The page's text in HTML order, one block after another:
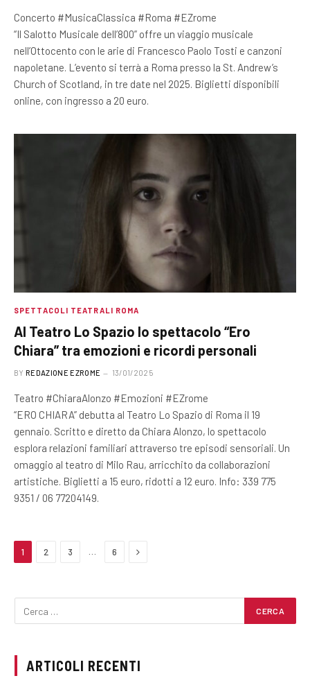
Concerto #MusicaClassica #Roma #EZrome
“Il Salotto Musicale dell’800” offre un viaggio musicale
nell’Ottocento con le arie di Francesco Paolo Tosti e canzoni
napoletane. L’evento si terrà a Roma presso la St. Andrew’s
Church of Scotland, in tre date nel 2025. Biglietti disponibili
online, con ingresso a 20 euro.
SPETTACOLI TEATRALI ROMA
Al Teatro Lo Spazio lo spettacolo “Ero
Chiara” tra emozioni e ricordi personali
BY REDAZIONE EZROME 13/01/2025
Teatro #ChiaraAlonzo #Emozioni #EZrome
“ERO CHIARA” debutta al Teatro Lo Spazio di Roma il 19
gennaio. Scritto e diretto da Chiara Alonzo, lo spettacolo
esplora relazioni familiari attraverso tre episodi sensoriali. Un
omaggio al teatro di Milo Rau, arricchito da collaborazioni
artistiche. Biglietti a 15 euro, ridotti a 12 euro. Info: 339 775
9351 / 06 77204149.
1 2 3 6 Next
ARTICOLI RECENTI